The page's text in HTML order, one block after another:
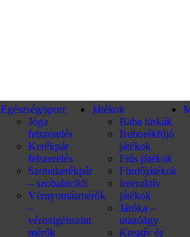
Egészség/sport
Jóga
felszerelés
Kerékpár
felszerelés
Szobakerékpár
– szobabicikli
Vérnyomásmérők
–
véroxigénszint
mérők
Játékok
Baba táskák
Buborékfújó
játékok
Fiús játékok
Fürdőjátékok
Interaktív
játékok
Járóka –
utazóágy
Kreatív és